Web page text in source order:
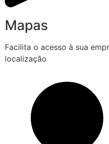
Mapas
Facilita o acesso à sua
localização